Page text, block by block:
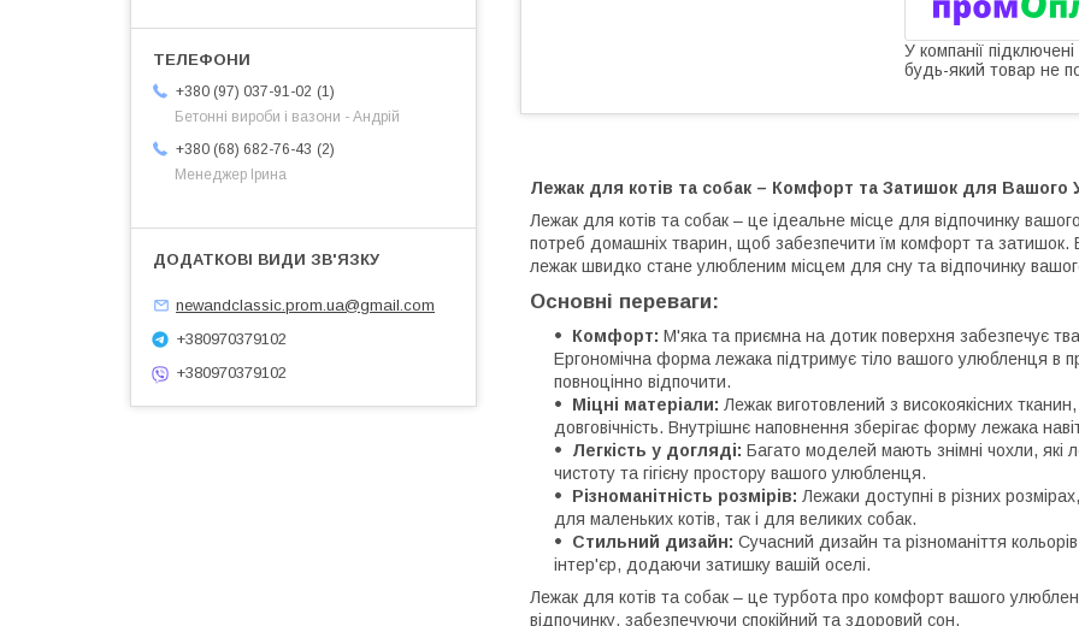
У компанії
будь-який товар не
Лежак для котів та собак – Комфорт та Затишок для Вашого
Лежак для котів та собак – це ідеальне місце для відпочинку
потреб домашніх тварин, щоб забезпечити їм комфорт та затишок.
лежак швидко стане улюбленим місцем для сну та відпочинку
Основні переваги:
Комфорт: М'яка та приємна на дотик поверхня забезпечує
Ергономічна форма лежака підтримує тіло вашого улюбленця в
повноцінно відпочити.
Міцні матеріали: Лежак виготовлений з високоякісних
довговічність. Внутрішнє наповнення зберігає форму лежака
Легкість у догляді: Багато моделей мають знімні чохли, які
чистоту та гігієну простору вашого улюбленця.
Різноманітність розмірів: Лежаки доступні в різних
для маленьких котів, так і для великих собак.
Стильний дизайн: Сучасний дизайн та різноманіття
інтер'єр, додаючи затишку вашій оселі.
Лежак для котів та собак – це турбота про комфорт вашого
відпочинку, забезпечуючи спокійний та здоровий сон.
+380 (97) 037-91-02
1
Бетонні вироби і вазони - Андрій
+380 (68) 682-76-43
2
Менеджер Ірина
newandclassic.prom.ua@gmail.com
+380970379102
+380970379102